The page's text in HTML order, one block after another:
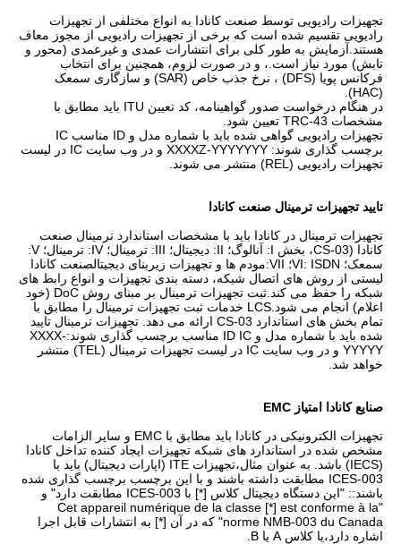
تجهیزات رادیویی توسط صنعت کانادا به انواع مختلفی از تجهیزات
رادیویی تقسیم شده است که برخی از تجهیزات رادیویی از مجوز معاف
هستند.آزمایش به طور کلی برای انتشارات عمدی و غیرعمدی (محور و
تابش) مورد نیاز است.، و در صورت لزوم، همچنین برای انتخاب
فرکانس پویا (DFS) ، نرخ جذب خاص (SAR) و سازگاری سمعک
(HAC).
در هنگام درخواست صدور گواهینامه، کد تعیین ITU باید مطابق با
مشخصات TRC-43 تعیین شود.
تجهیزات رادیویی گواهی شده باید با شماره مدل و ID مناسب IC
برچسب گذاری شوند: XXXXZ-YYYYYYY و در وب سایت IC در لیست
تجهیزات رادیویی (REL) منتشر می شوند.
تایید تجهیزات ترمینال صنعت کانادا
تجهیزات ترمینال در کانادا باید با مشخصات استاندارد ترمینال صنعت
کانادا (CS-03، بخش I: آنالوگ؛ II: دیجیتال؛ III: ترمینال؛ IV: ترمینال؛ V:
سمعک؛ VI: ISDN؛ VII:مودم ها و تجهیزات زیربنای دیجیتالصنعت کانادا
لیستی از روش های اتصال شبکه، دسته بندی تجهیزات و انواع رابط های
شبکه را حفظ می کند.ثبت تجهیزات ترمینال بر مبنای روش DoC (خود
اعلام) انجام می شود.LCS خدمات ثبت تجهیزات ترمینال را مطابق با
تمام بخش های استاندارد CS-03 ارائه می دهد. تجهیزات ترمینال تایید
شده باید با شماره مدل و ID IC مناسب برچسب گذاری شوند:XXXX-
YYYYY و در وب سایت IC در لیست تجهیزات ترمینال (TEL) منتشر
خواهد شد.
صنايع كانادا امتياز EMC
تجهیزات الکترونیکی در کانادا باید مطابق با EMC و سایر الزامات
مشخص شده در استاندارد های شبکه تجهیزات ایجاد کننده تداخل کانادا
(IECS) باشد. به عنوان مثال،تجهیزات ITE (اپارات دیجیتال) باید با
ICES-003 مطابقت داشته باشند و با این برچسب برچسب گذاری شده
باشند:: "این دستگاه دیجیتال کلاس [*] با ICES-003 مطابقت دارد" و
"Cet appareil numérique de la classe [*] est conforme à la
norme NMB-003 du Canada" که در آن [*] به انتشارات قابل اجرا
اشاره دارد،یا کلاس A یا B.